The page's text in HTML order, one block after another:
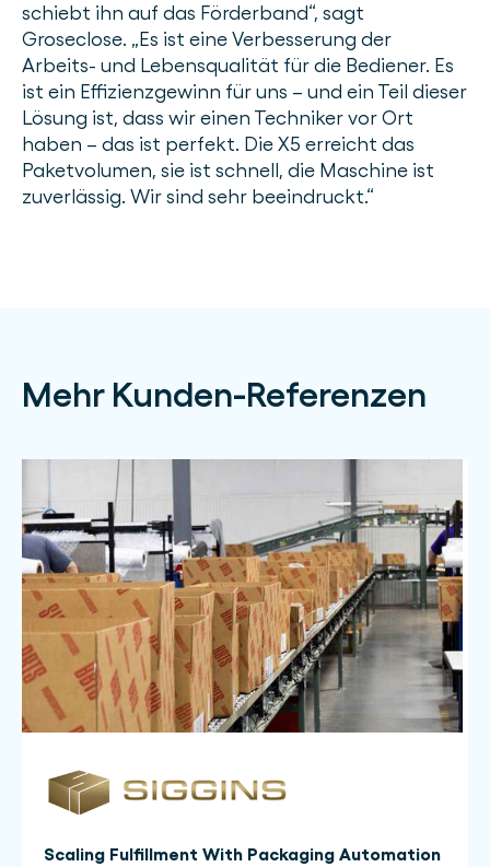
schiebt ihn auf das Förderband“, sagt
Groseclose. „Es ist eine Verbesserung der
Arbeits- und Lebensqualität für die Bediener. Es
ist ein Effizienzgewinn für uns – und ein Teil dieser
Lösung ist, dass wir einen Techniker vor Ort
haben – das ist perfekt. Die X5 erreicht das
Paketvolumen, sie ist schnell, die Maschine ist
zuverlässig. Wir sind sehr beeindruckt.“
Mehr Kunden-Referenzen
Scaling Fulfillment With Packaging Automation